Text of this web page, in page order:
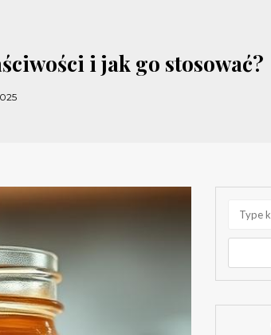
i jak go stosować?